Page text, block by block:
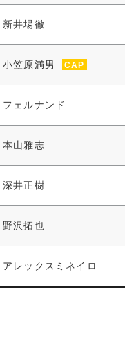
新井場徹
小笠原満男 CAP
フェルナンド
本山雅志
深井正樹
野沢拓也
アレックスミネイロ